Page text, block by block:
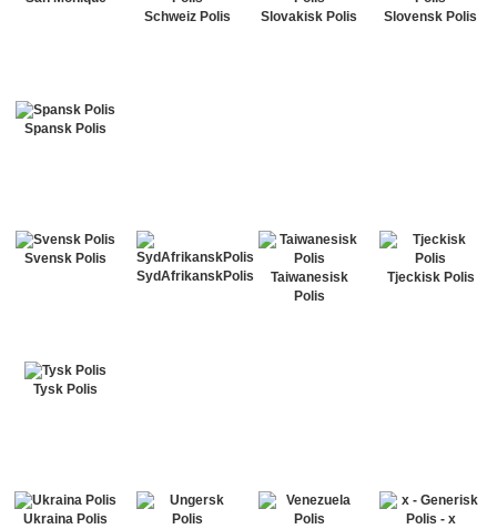
Schweiz Polis
Slovakisk Polis Slovensk Polis
Spansk Polis
Svensk Polis
SydAfrikanskPolis
Taiwanesisk
Polis
Tjeckisk Polis
Tysk Polis
Ukraina Polis